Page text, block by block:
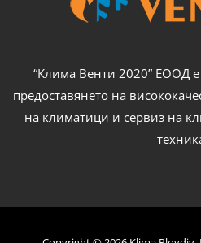
“Клима Венти 2020” ЕООД
предоставянето на
на климатици и сервиз на